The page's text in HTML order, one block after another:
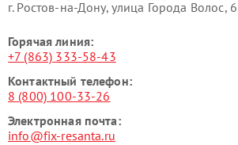
г. Ростов-на-Дону, улица Города Волос, 6
Горячая линия:
+7 (863) 333-58-43
Контактный телефон:
8 (800) 100-33-26
Электронная почта:
info@fix-resanta.ru